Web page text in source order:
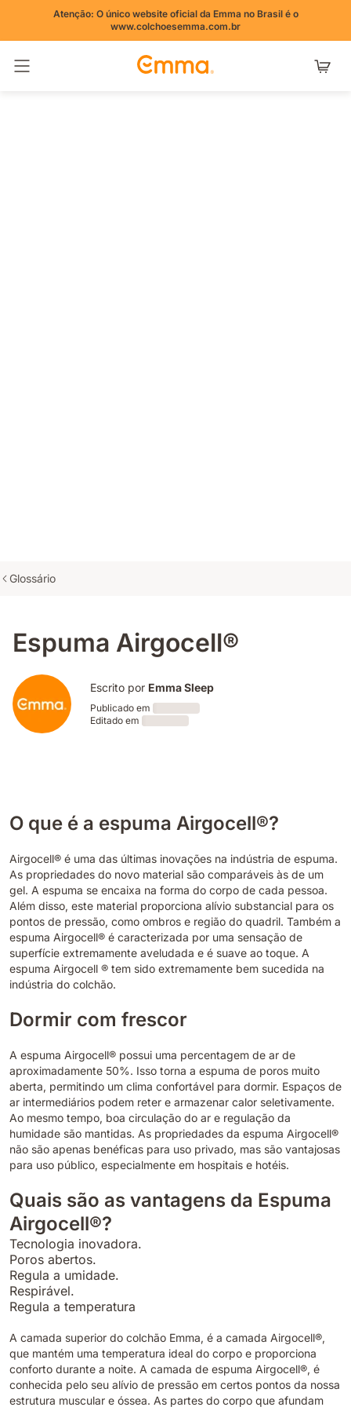
Atenção: O único website oficial da Emma no Brasil é o
www.colchoesemma.com.br
Glossário
Espuma Airgocell®
Escrito por Emma Sleep
Publicado em
Editado em
O que é a espuma Airgocell®?
Airgocell® é uma das últimas inovações na indústria de espuma.
As propriedades do novo material são comparáveis às de um
gel. A espuma se encaixa na forma do corpo de cada pessoa.
Além disso, este material proporciona alívio substancial para os
pontos de pressão, como ombros e região do quadril. Também a
espuma Airgocell® é caracterizada por uma sensação de
superfície extremamente aveludada e é suave ao toque. A
espuma Airgocell ® tem sido extremamente bem sucedida na
indústria do colchão.
Dormir com frescor
A espuma Airgocell® possui uma percentagem de ar de
aproximadamente 50%. Isso torna a espuma de poros muito
aberta, permitindo um clima confortável para dormir. Espaços de
ar intermediários podem reter e armazenar calor seletivamente.
Ao mesmo tempo, boa circulação do ar e regulação da
humidade são mantidas. As propriedades da espuma Airgocell®
não são apenas benéficas para uso privado, mas são vantajosas
para uso público, especialmente em hospitais e hotéis.
Quais são as vantagens da Espuma
Airgocell®?
Tecnologia inovadora.
Poros abertos.
Regula a umidade.
Respirável.
Regula a temperatura
A camada superior do colchão Emma, é a camada Airgocell®,
que mantém uma temperatura ideal do corpo e proporciona
conforto durante a noite. A camada de espuma Airgocell®, é
conhecida pelo seu alívio de pressão em certos pontos da nossa
estrutura muscular e óssea. As partes do corpo que afundam